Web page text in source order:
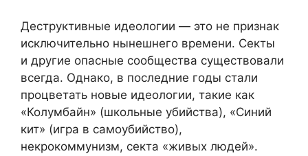
Деструктивные идеологии — это не признак
исключительно нынешнего времени. Секты
и другие опасные сообщества существовали
всегда. Однако, в последние годы стали
процветать новые идеологии, такие как
«Колумбайн» (школьные убийства), «Синий
кит» (игра в самоубийство),
некрокоммунизм, секта «живых людей».